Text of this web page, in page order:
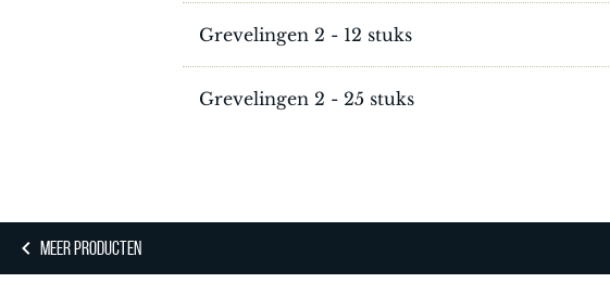
Grevelingen 2 - 12 stuks
Grevelingen 2 - 25 stuks
MEER PRODUCTEN